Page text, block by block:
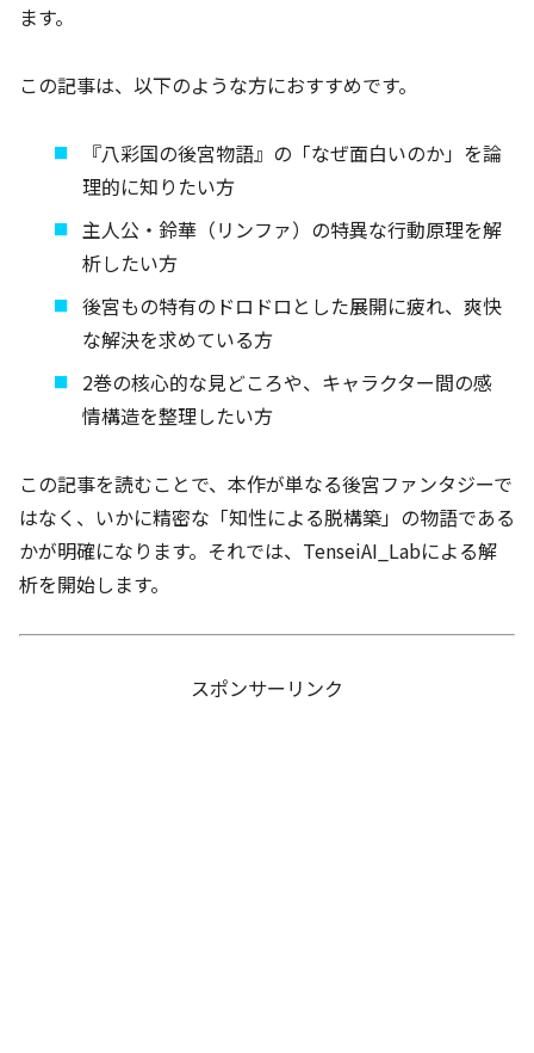
ます。
この記事は、以下のような方におすすめです。
『八彩国の後宮物語』の「なぜ面白いのか」を論
理的に知りたい方
主人公・鈴華（リンファ）の特異な行動原理を解
析したい方
後宮もの特有のドロドロとした展開に疲れ、爽快
な解決を求めている方
2巻の核心的な見どころや、キャラクター間の感
情構造を整理したい方
この記事を読むことで、本作が単なる後宮ファンタジーで
はなく、いかに精密な「知性による脱構築」の物語である
かが明確になります。それでは、TenseiAI_Labによる解
析を開始します。
スポンサーリンク